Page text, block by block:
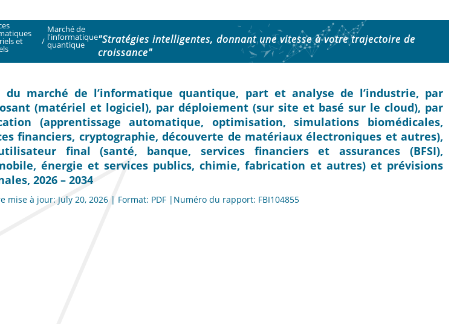
et /
Marché de
l'informatique
quantique
"Stratégies intelligentes, donnant une vitesse à votre trajectoire de
croissance"
du marché de l’informatique quantique, part et analyse de l’industrie, par
(matériel et logiciel), par déploiement (sur site et basé sur le cloud), par
(apprentissage automatique, optimisation, simulations biomédicales,
financiers, cryptographie, découverte de matériaux électroniques et autres),
final (santé, banque, services financiers et assurances (BFSI),
énergie et services publics, chimie, fabrication et autres) et prévisions
2026 – 2034
mise à jour: July 20, 2026 | Format: PDF |Numéro du rapport: FBI104855